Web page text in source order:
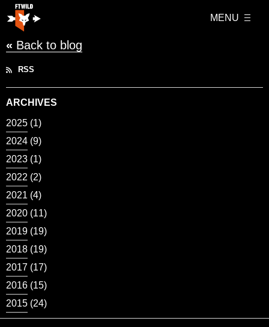
MENU
« Back to blog
RSS
ARCHIVES
2025 (1)
2024 (9)
2023 (1)
2022 (2)
2021 (4)
2020 (11)
2019 (19)
2018 (19)
2017 (17)
2016 (15)
2015 (24)